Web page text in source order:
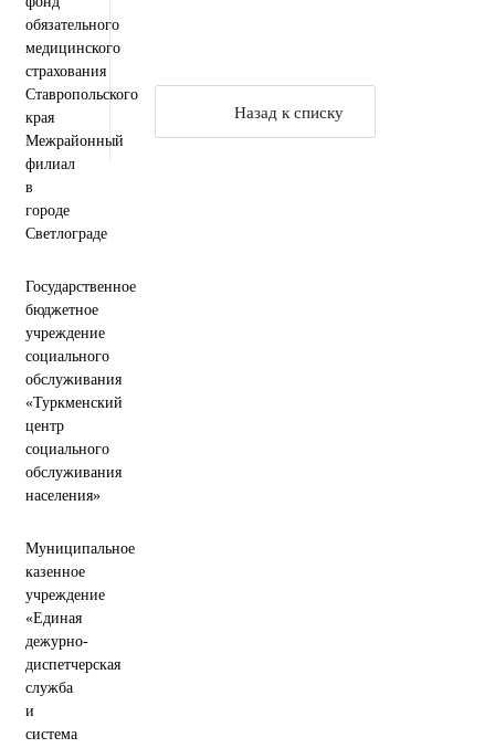
обязательного
медицинского
страхования
Ставропольского
края
Межрайонный
филиал
в
городе
Светлограде
Государственное
бюджетное
учреждение
социального
обслуживания
«Туркменский
центр
социального
обслуживания
населения»
Муниципальное
казенное
учреждение
«Единая
дежурно-
диспетчерская
служба
и
система
Назад к списку